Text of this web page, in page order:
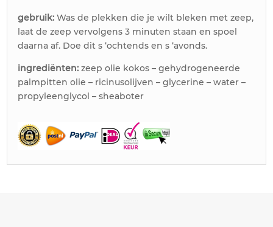
gebruik: Was de plekken die je wilt bleken met zeep,
laat de zeep vervolgens 3 minuten staan en spoel
daarna af. Doe dit s ‘ochtends en s ‘avonds.
ingrediënten:zeep olie kokos – gehydrogeneerde
palmpitten olie – ricinusolijven – glycerine – water –
propyleenglycol – sheaboter